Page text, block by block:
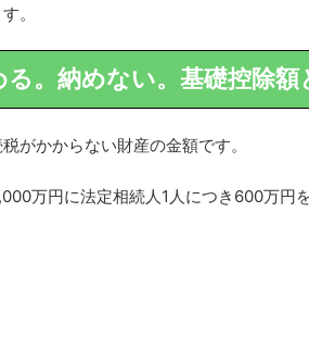
。
。納めない。基礎控除額
がかからない財産の金額です。
万円に法定相続人1人につき600万円